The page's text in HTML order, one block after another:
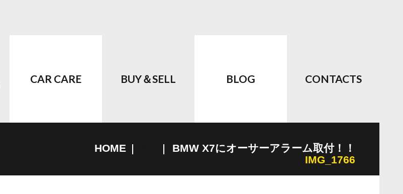
CAR CARE BUY＆SELL BLOG CONTACTS
HOME
BMW X7にオーサーアラーム取付！！
IMG_1766